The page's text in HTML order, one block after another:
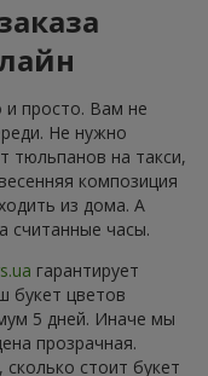
просто. Вам не
Не нужно
тюльпанов на такси,
композиция
из дома. А
считанные часы.
гарантирует
букет цветов
5 дней. Иначе мы
прозрачная.
стоит букет